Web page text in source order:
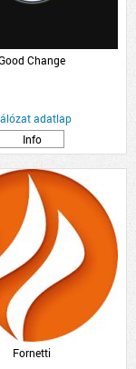
Change
adatlap
Info
Fornetti